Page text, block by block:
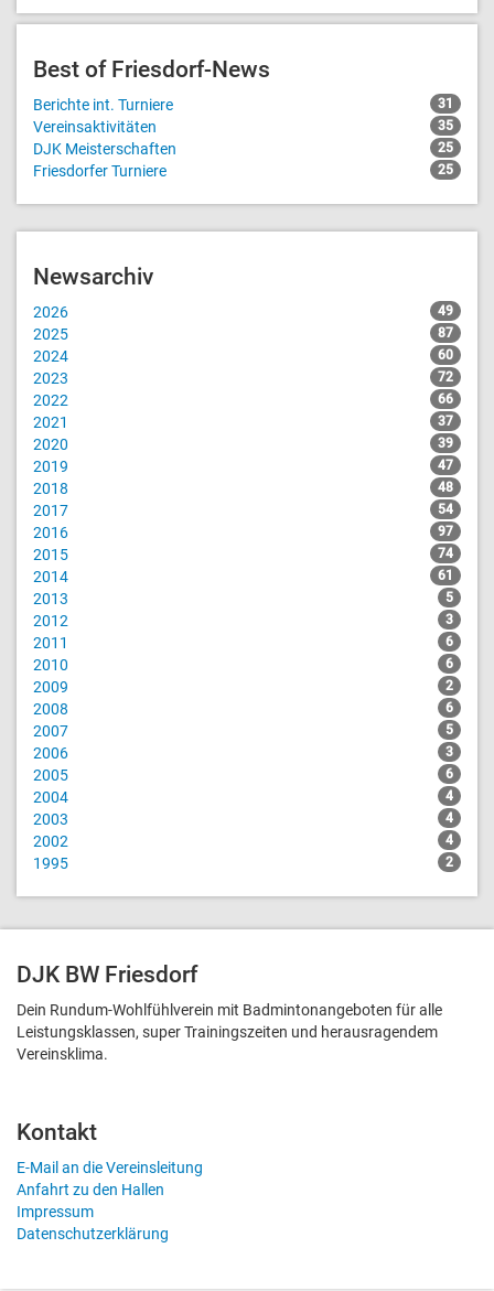
Best of Friesdorf-News
Berichte int. Turniere 31
Vereinsaktivitäten 35
DJK Meisterschaften 25
Friesdorfer Turniere 25
Newsarchiv
2026 49
2025 87
2024 60
2023 72
2022 66
2021 37
2020 39
2019 47
2018 48
2017 54
2016 97
2015 74
2014 61
2013 5
2012 3
2011 6
2010 6
2009 2
2008 6
2007 5
2006 3
2005 6
2004 4
2003 4
2002 4
1995 2
DJK BW Friesdorf
Dein Rundum-Wohlfühlverein mit Badmintonangeboten für alle
Leistungsklassen, super Trainingszeiten und heraus­ragendem
Vereinsklima.
Kontakt
E-Mail an die Vereinsleitung
Anfahrt zu den Hallen
Impressum
Datenschutzerklärung